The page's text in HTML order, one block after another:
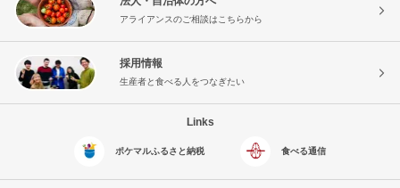
アライアンスのご相談はこちらから
採用情報
生産者と食べる人をつなぎたい
Links
ポケマルふるさと納税 食べる通信